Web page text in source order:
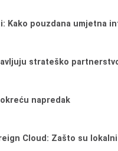
Kako pouzdana umjetna
strateško
napredak
Cloud: Zašto su